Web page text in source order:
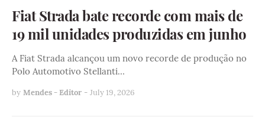
Fiat Strada bate recorde com mais de
19 mil unidades produzidas em junho
A Fiat Strada alcançou um novo recorde de produção no
Polo Automotivo Stellanti…
by Mendes - Editor - July 19, 2026